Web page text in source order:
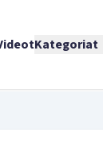
Kategoriat